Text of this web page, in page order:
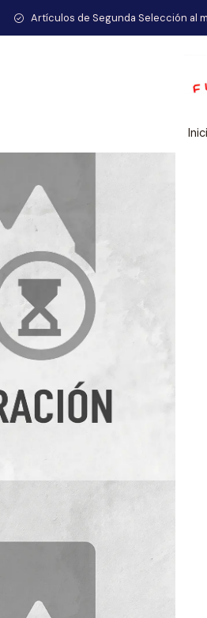
Artículos de Segunda Selección al
Inicio Carrocería Bisel